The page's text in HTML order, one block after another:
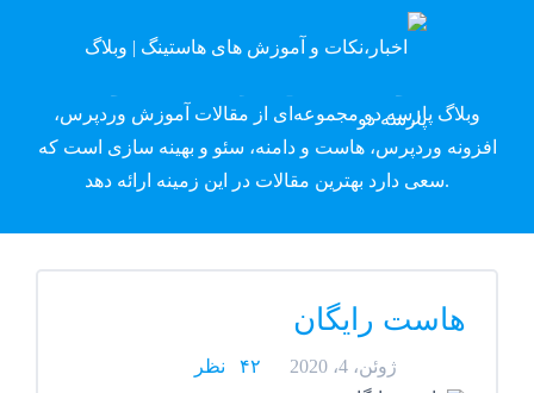
وبلاگ پارسه دِو
وبلاگ پارسه دو مجموعه‌ای از مقالات آموزش وردپرس،
افزونه وردپرس، هاست و دامنه، سئو و بهینه سازی است که
سعی دارد بهترین مقالات در این زمینه ارائه دهد.
هاست رایگان
ژوئن، 4، 2020 ۴۲ نظر